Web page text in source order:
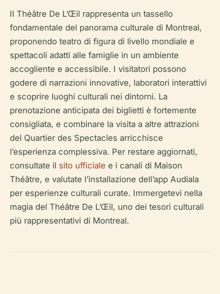
Il Théâtre De L’Œil rappresenta un tassello
fondamentale del panorama culturale di Montreal,
proponendo teatro di figura di livello mondiale e
spettacoli adatti alle famiglie in un ambiente
accogliente e accessibile. I visitatori possono
godere di narrazioni innovative, laboratori interattivi
e scoprire luoghi culturali nei dintorni. La
prenotazione anticipata dei biglietti è fortemente
consigliata, e combinare la visita a altre attrazioni
del Quartier des Spectacles arricchisce
l’esperienza complessiva. Per restare aggiornati,
consultate il sito ufficiale e i canali di Maison
Théâtre, e valutate l’installazione dell’app Audiala
per esperienze culturali curate. Immergetevi nella
magia del Théâtre De L’Œil, uno dei tesori culturali
più rappresentativi di Montreal.